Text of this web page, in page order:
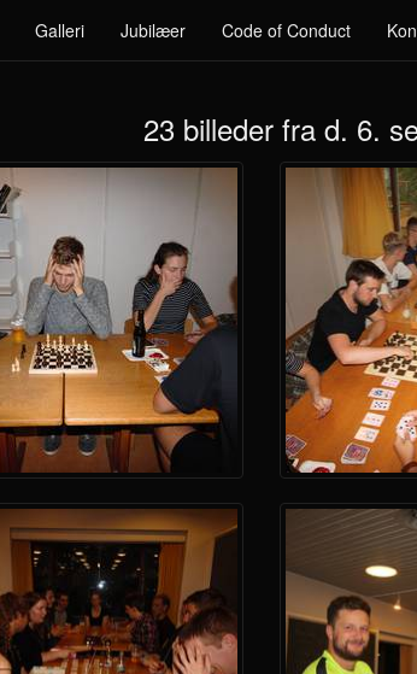
Galleri Jubilæer Code of Conduct
23 billeder fra d. 6.